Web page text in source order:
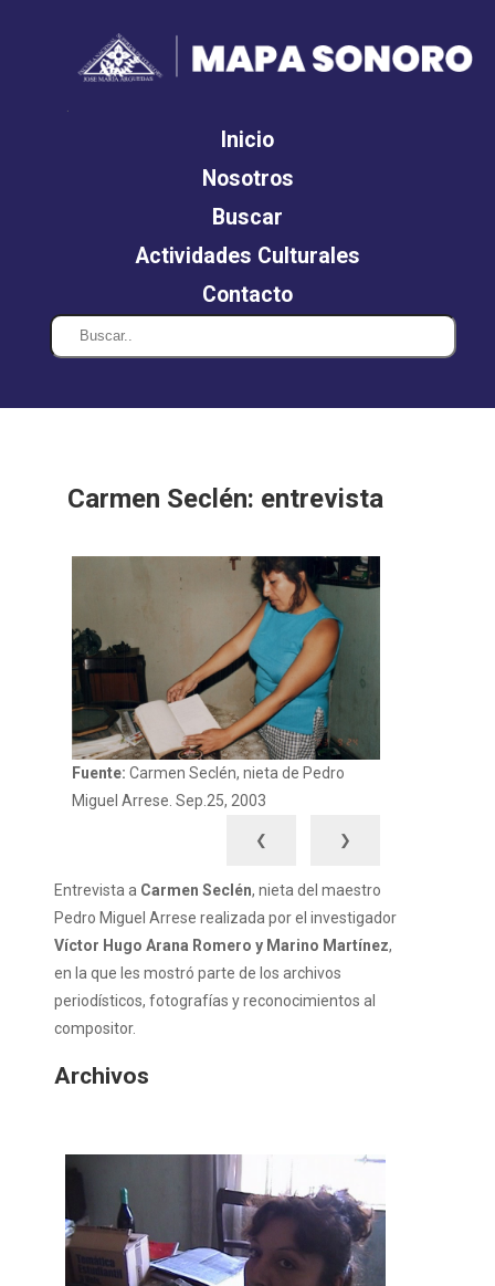
.
Inicio
Nosotros
Buscar
Actividades Culturales
Contacto
Carmen Seclén: entrevista
Fuente: Carmen Seclén, nieta de Pedro
Miguel Arrese. Sep.25, 2003
❮ ❯
Entrevista a Carmen Seclén, nieta del maestro
Pedro Miguel Arrese realizada por el investigador
Víctor Hugo Arana Romero y Marino Martínez,
en la que les mostró parte de los archivos
periodísticos, fotografías y reconocimientos al
compositor.
Archivos